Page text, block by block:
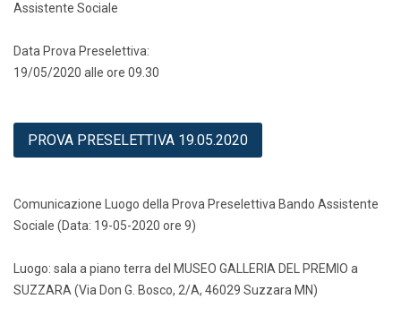
Assistente Sociale
Data Prova Preselettiva:
19/05/2020 alle ore 09.30
PROVA PRESELETTIVA 19.05.2020
Comunicazione Luogo della Prova Preselettiva Bando Assistente
Sociale (Data: 19-05-2020 ore 9)
Luogo: sala a piano terra del MUSEO GALLERIA DEL PREMIO a
SUZZARA (Via Don G. Bosco, 2/A, 46029 Suzzara MN)